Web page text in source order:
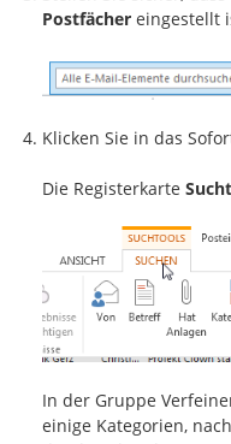
Postfächer eingestellt
Klicken Sie in das
Die Registerkarte
In der Gruppe
einige Kategorien,